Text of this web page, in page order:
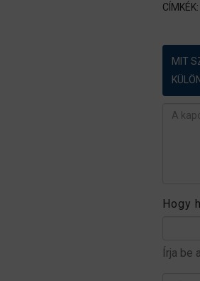
CÍMKÉK:
MIT
Hogy
Írja be